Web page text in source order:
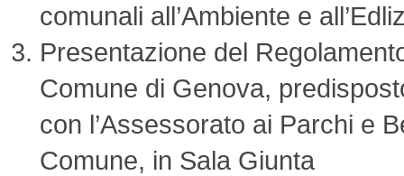
comunali all’Ambiente e
Presentazione del
Comune di Genova,
con l’Assessorato ai Parchi e
Comune, in Sala Giunta